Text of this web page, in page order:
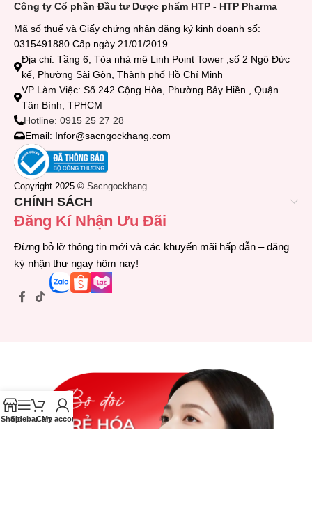
Công ty Cổ phần Đầu tư Dược phẩm HTP - HTP Pharma
Mã số thuế và Giấy chứng nhận đăng ký kinh doanh số:
0315491880 Cấp ngày 21/01/2019
Địa chỉ: Tầng 6, Tòa nhà mê Linh Point Tower ,số 2 Ngô Đức
kế, Phường Sài Gòn, Thành phố Hồ Chí Minh
VP Làm Việc: Số 242 Cộng Hòa, Phường Bảy Hiền , Quận
Tân Bình, TPHCM
Hotline: 0915 25 27 28
Email: Infor@sacngockhang.com
Copyright 2025 © Sacngockhang
CHÍNH SÁCH
Đăng Kí Nhận Ưu Đãi
Đừng bỏ lỡ thông tin mới và các khuyến mãi hấp dẫn – đăng
ký nhận thư ngay hôm nay!
ShopSidebarCart
My account